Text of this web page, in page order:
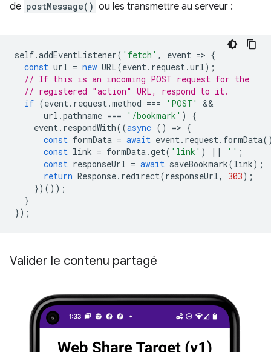
de postMessage() ou les transmettre au serveur :
self.addEventListener( 'fetch' , event => {
const url = new URL(event. request.url);
// If this is an incoming POST request for the
// registered "action" URL, respond to it.
if (event. request.method === 'POST'
url .pathname === '/bookmark' )
{
event. respondWith((async () => {
const formData = await event. request. formData
const link = formData.get( 'link' ) || '' ;
const responseUrl = await saveBookmark(link);
return Response. redirect(responseUrl, 303);
})());
}
});
Valider le contenu partagé